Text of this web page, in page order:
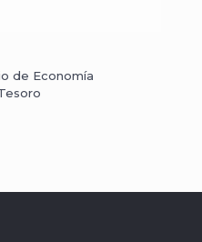
de Economía